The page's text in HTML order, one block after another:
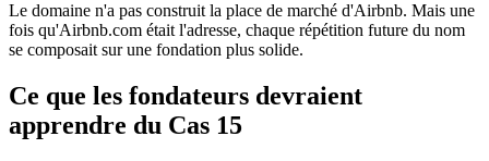
Le domaine n'a pas construit la place de marché d'Airbnb. Mais une
fois qu'Airbnb.com était l'adresse, chaque répétition future du nom
se composait sur une fondation plus solide.
Ce que les fondateurs devraient
apprendre du Cas 15